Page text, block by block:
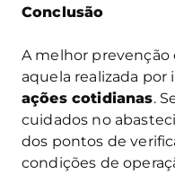
Conclusão
A melhor prevenção
aquela realizada
ações cotidianas.
cuidados no
dos pontos de
condições de